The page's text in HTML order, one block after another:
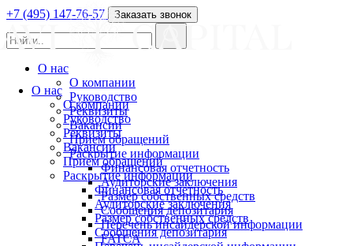
О нас
О компании
Руководство
Реквизиты
Вакансии
Прием обращений
Раскрытие информации
Финансовая отчетность
Аудиторские заключения
Размер собственных средств
Сообщения депозитария
+7 (495) 147-76-57 Заказать звонок
О нас
О компании
Руководство
Реквизиты
Вакансии
Прием обращений
Раскрытие информации
Финансовая отчетность
Аудиторские заключения
Размер собственных средств
Сообщения депозитария
Перечень инсайдерской информации
FATCA